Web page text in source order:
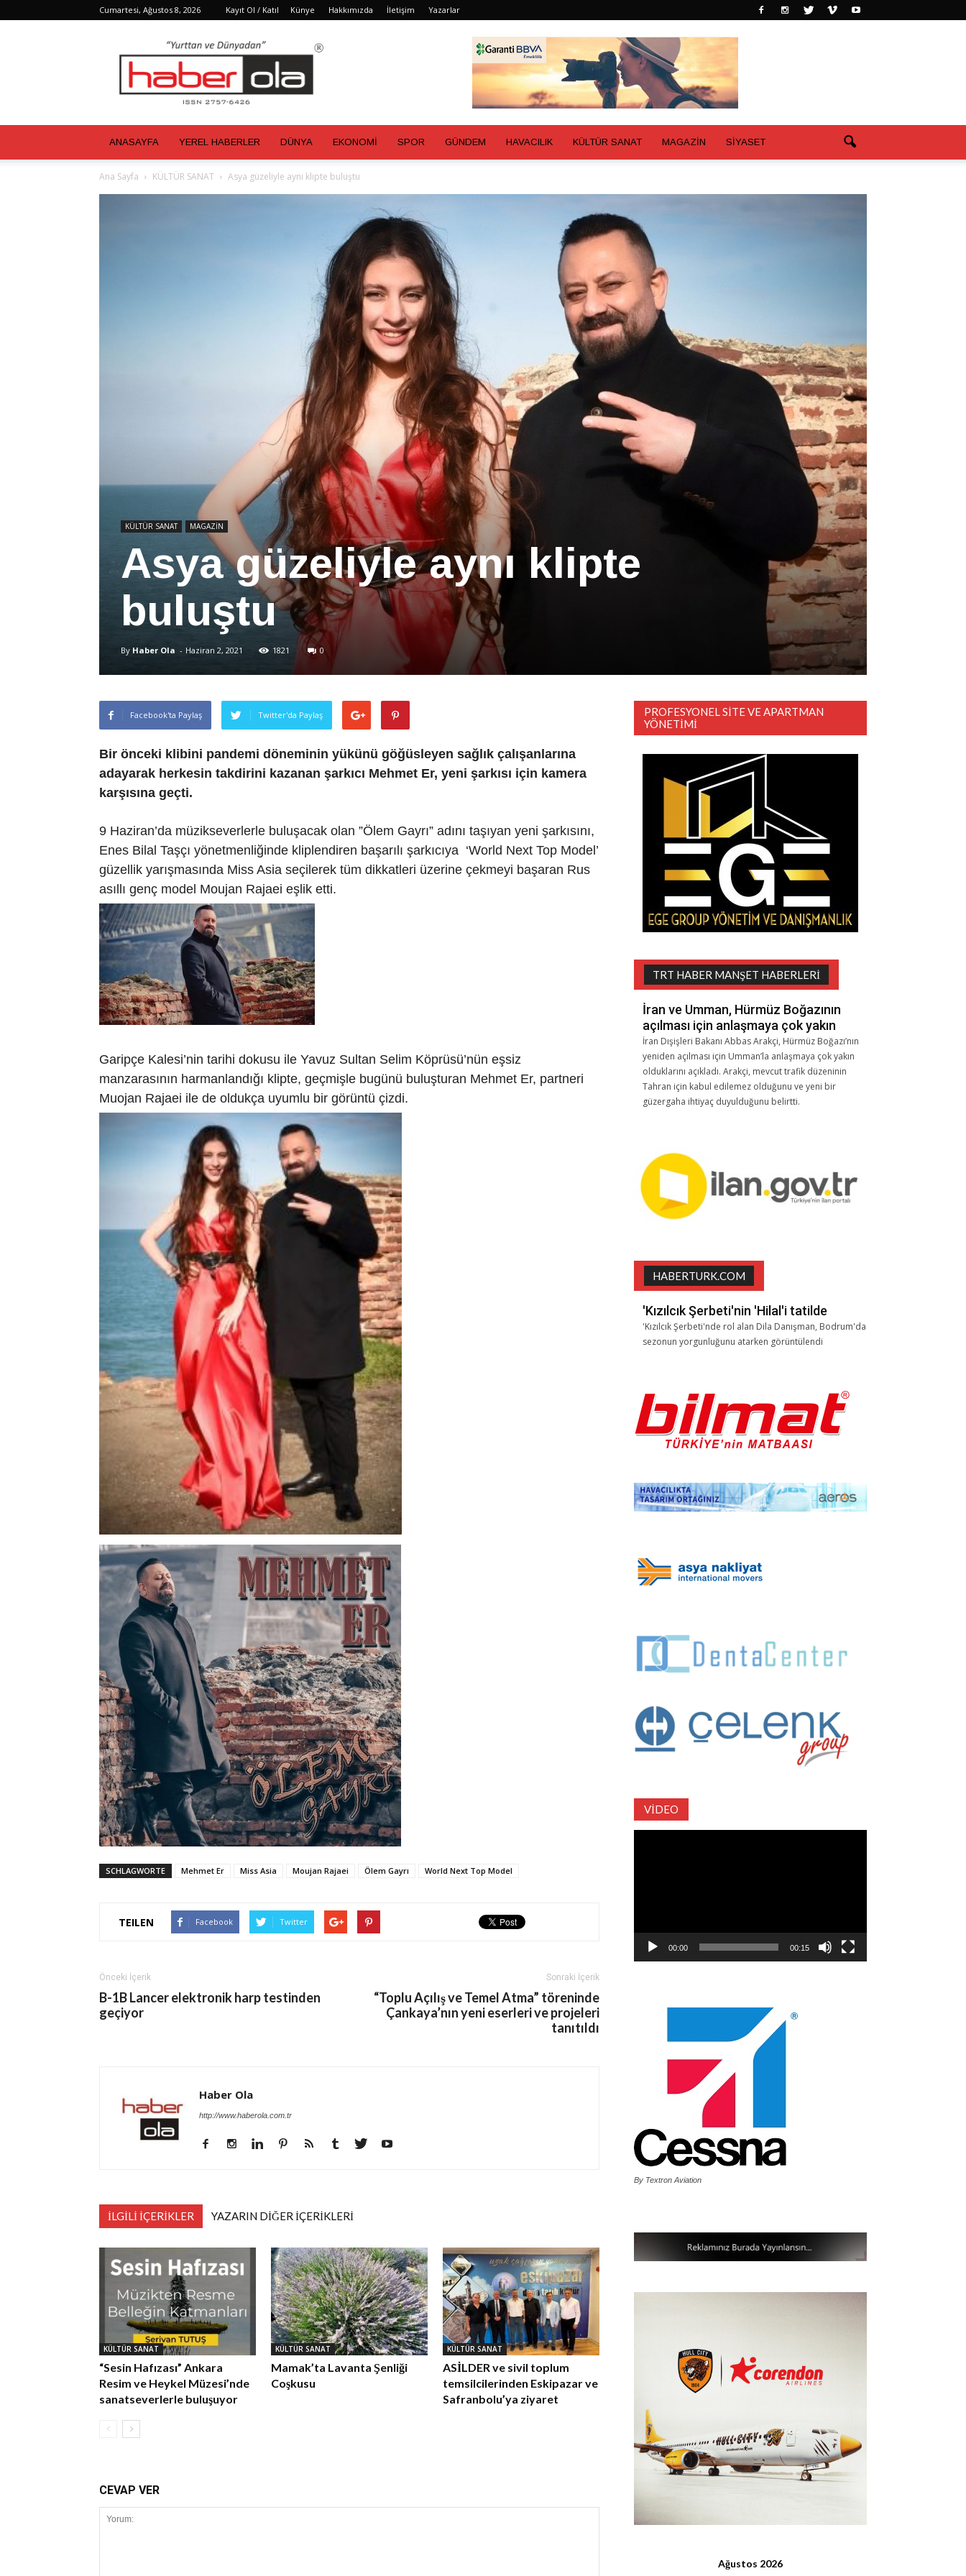
Cumartesi, Ağustos 8, 2026 Kayıt Ol / Katıl Künye Hakkımızda İletişim Yazarlar
ANASAYFA YEREL HABERLER DÜNYA EKONOMİ SPOR GÜNDEM HAVACILIK KÜLTÜR SANAT MAGAZİN SİYASET
Ana Sayfa KÜLTÜR SANAT Asya güzeliyle aynı klipte buluştu
KÜLTÜR SANAT MAGAZİN
Asya güzeliyle aynı klipte
buluştu
By Haber Ola - Haziran 2, 2021 1821 0
Facebook'ta Paylaş Twitter'da Paylaş
Bir önceki klibini pandemi döneminin yükünü göğüsleyen sağlık çalışanlarına
adayarak herkesin takdirini kazanan şarkıcı Mehmet Er, yeni şarkısı için kamera
karşısına geçti.
9 Haziran’da müzikseverlerle buluşacak olan ”Ölem Gayrı” adını taşıyan yeni şarkısını,
Enes Bilal Taşçı yönetmenliğinde kliplendiren başarılı şarkıcıya ‘World Next Top Model’
güzellik yarışmasında Miss Asia seçilerek tüm dikkatleri üzerine çekmeyi başaran Rus
asıllı genç model Moujan Rajaei eşlik etti.
Garipçe Kalesi’nin tarihi dokusu ile Yavuz Sultan Selim Köprüsü’nün eşsiz
manzarasının harmanlandığı klipte, geçmişle bugünü buluşturan Mehmet Er, partneri
Muojan Rajaei ile de oldukça uyumlu bir görüntü çizdi.
SCHLAGWORTE Mehmet Er Miss Asia Moujan Rajaei Ölem Gayrı World Next Top Model
TEILEN Facebook Twitter
Önceki İçerik
B-1B Lancer elektronik harp testinden
geçiyor
Sonraki İçerik
“Toplu Açılış ve Temel Atma” töreninde
Çankaya’nın yeni eserleri ve projeleri
tanıtıldı
Haber Ola
http://www.haberola.com.tr
İLGİLİ İÇERİKLER YAZARIN DİĞER İÇERİKLERİ
KÜLTÜR SANAT
“Sesin Hafızası” Ankara
Resim ve Heykel Müzesi’nde
sanatseverlerle buluşuyor
KÜLTÜR SANAT
Mamak’ta Lavanta Şenliği
Coşkusu
KÜLTÜR SANAT
ASİLDER ve sivil toplum
temsilcilerinden Eskipazar ve
Safranbolu’ya ziyaret
CEVAP VER
PROFESYONEL SITE VE APARTMAN
YÖNETIMI
TRT HABER MANŞET HABERLERI
İran ve Umman, Hürmüz Boğazının
açılması için anlaşmaya çok yakın
İran Dışişleri Bakanı Abbas Arakçi, Hürmüz Boğazı’nın
yeniden açılması için Umman’la anlaşmaya çok yakın
olduklarını açıkladı. Arakçi, mevcut trafik düzeninin
Tahran için kabul edilemez olduğunu ve yeni bir
güzergaha ihtiyaç duyulduğunu belirtti.
HABERTURK.COM
'Kızılcık Şerbeti'nin 'Hilal'i tatilde
'Kızılcık Şerbeti'nde rol alan Dila Danışman, Bodrum'da
sezonun yorgunluğunu atarken görüntülendi
VIDEO
00:00 00:15
By Textron Aviation
Ağustos 2026